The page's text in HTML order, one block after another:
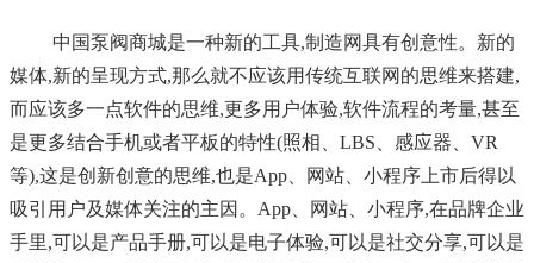
中国泵阀商城是一种新的工具,制造网具有创意性。新的
媒体,新的呈现方式,那么就不应该用传统互联网的思维来搭建,
而应该多一点软件的思维,更多用户体验,软件流程的考量,甚至
是更多结合手机或者平板的特性(照相、LBS、感应器、VR
等),这是创新创意的思维,也是App、网站、小程序上市后得以
吸引用户及媒体关注的主因。App、网站、小程序,在品牌企业
手里,可以是产品手册,可以是电子体验,可以是社交分享,可以是